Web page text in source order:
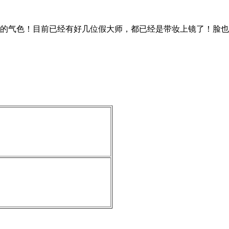
色！目前已经有好几位假大师，都已经是带妆上镜了！脸也